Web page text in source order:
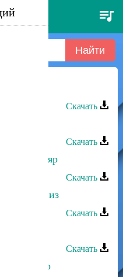
шарвили
Скачать
Скачать
манияр
Скачать
я рикииз
Скачать
чил
Скачать
йифер